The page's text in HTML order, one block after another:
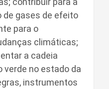
de gases de efeito
para o
climáticas;
a cadeia
verde no estado da
instrumentos